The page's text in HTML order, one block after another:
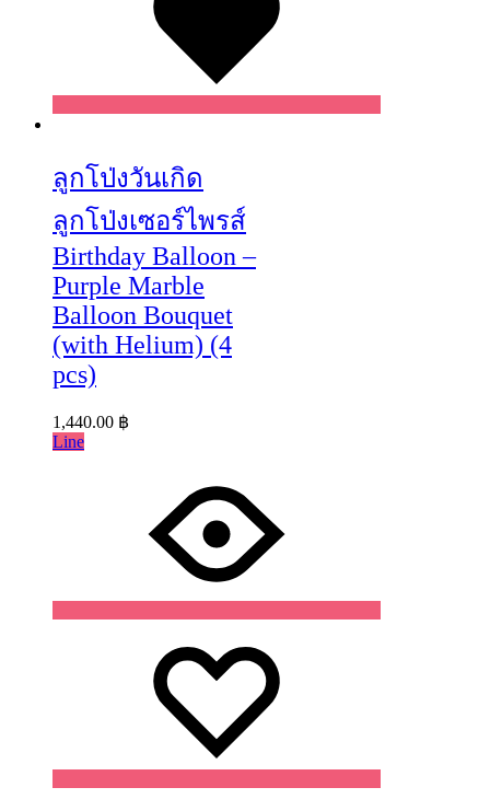
ลูกโป่งวันเกิด
ลูกโป่งเซอร์ไพรส์
Birthday Balloon –
Purple Marble
Balloon Bouquet
(with Helium) (4
pcs)
1,440.00 ฿
Line